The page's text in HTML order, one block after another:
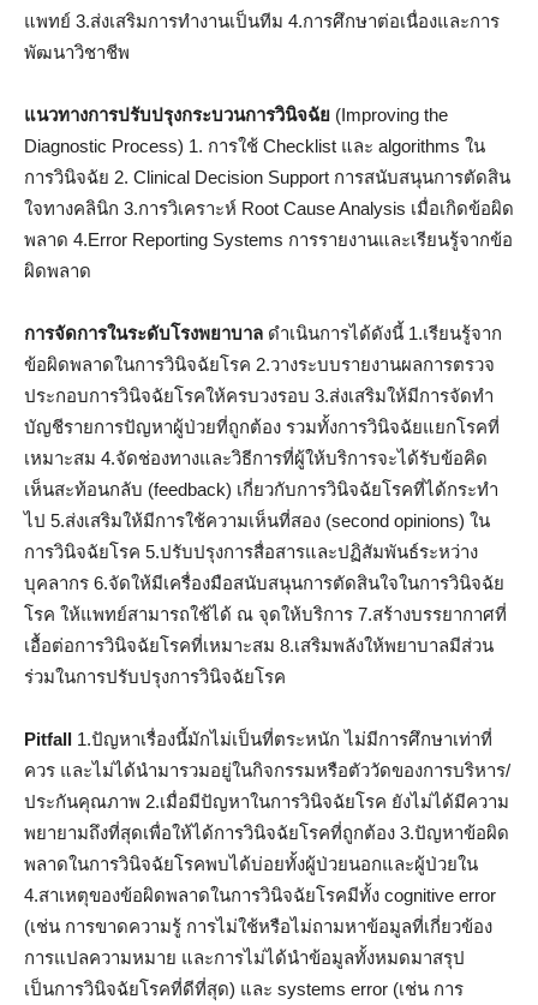
แพทย์ 3.ส่งเสริมการทำงานเป็นทีม 4.การศึกษาต่อเนื่องและการ
พัฒนาวิชาชีพ
แนวทางการปรับปรุงกระบวนการวินิจฉัย (Improving the
Diagnostic Process) 1. การใช้ Checklist และ algorithms ใน
การวินิจฉัย 2. Clinical Decision Support การสนับสนุนการตัดสิน
ใจทางคลินิก 3.การวิเคราะห์ Root Cause Analysis เมื่อเกิดข้อผิด
พลาด 4.Error Reporting Systems การรายงานและเรียนรู้จากข้อ
ผิดพลาด
การจัดการในระดับโรงพยาบาล ดำเนินการได้ดังนี้ 1.เรียนรู้จาก
ข้อผิดพลาดในการวินิจฉัยโรค 2.วางระบบรายงานผลการตรวจ
ประกอบการวินิจฉัยโรคให้ครบวงรอบ 3.ส่งเสริมให้มีการจัดทำ
บัญชีรายการปัญหาผู้ป่วยที่ถูกต้อง รวมทั้งการวินิจฉัยแยกโรคที่
เหมาะสม 4.จัดช่องทางและวิธีการที่ผู้ให้บริการจะได้รับข้อคิด
เห็นสะท้อนกลับ (feedback) เกี่ยวกับการวินิจฉัยโรคที่ได้กระทำ
ไป 5.ส่งเสริมให้มีการใช้ความเห็นที่สอง (second opinions) ใน
การวินิจฉัยโรค 5.ปรับปรุงการสื่อสารและปฏิสัมพันธ์ระหว่าง
บุคลากร 6.จัดให้มีเครื่องมือสนับสนุนการตัดสินใจในการวินิจฉัย
โรค ให้แพทย์สามารถใช้ได้ ณ จุดให้บริการ 7.สร้างบรรยากาศที่
เอื้อต่อการวินิจฉัยโรคที่เหมาะสม 8.เสริมพลังให้พยาบาลมีส่วน
ร่วมในการปรับปรุงการวินิจฉัยโรค
Pitfall 1.ปัญหาเรื่องนี้มักไม่เป็นที่ตระหนัก ไม่มีการศึกษาเท่าที่
ควร และไม่ได้นำมารวมอยู่ในกิจกรรมหรือตัววัดของการบริหาร/
ประกันคุณภาพ 2.เมื่อมีปัญหาในการวินิจฉัยโรค ยังไม่ได้มีความ
พยายามถึงที่สุดเพื่อให้ได้การวินิจฉัยโรคที่ถูกต้อง 3.ปัญหาข้อผิด
พลาดในการวินิจฉัยโรคพบได้บ่อยทั้งผู้ป่วยนอกและผู้ป่วยใน
4.สาเหตุของข้อผิดพลาดในการวินิจฉัยโรคมีทั้ง cognitive error
(เช่น การขาดความรู้ การไม่ใช้หรือไม่ถามหาข้อมูลที่เกี่ยวข้อง
การแปลความหมาย และการไม่ได้นำข้อมูลทั้งหมดมาสรุป
เป็นการวินิจฉัยโรคที่ดีที่สุด) และ systems error (เช่น การ